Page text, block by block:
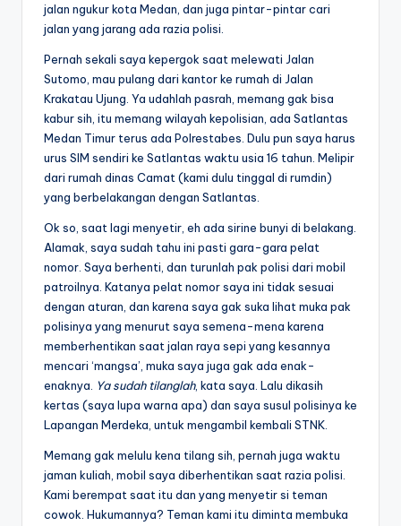
jalan ngukur kota Medan, dan juga pintar-pintar cari
jalan yang jarang ada razia polisi.
Pernah sekali saya kepergok saat melewati Jalan
Sutomo, mau pulang dari kantor ke rumah di Jalan
Krakatau Ujung. Ya udahlah pasrah, memang gak bisa
kabur sih, itu memang wilayah kepolisian, ada Satlantas
Medan Timur terus ada Polrestabes. Dulu pun saya harus
urus SIM sendiri ke Satlantas waktu usia 16 tahun. Melipir
dari rumah dinas Camat (kami dulu tinggal di rumdin)
yang berbelakangan dengan Satlantas.
Ok so, saat lagi menyetir, eh ada sirine bunyi di belakang.
Alamak, saya sudah tahu ini pasti gara-gara pelat
nomor. Saya berhenti, dan turunlah pak polisi dari mobil
patroilnya. Katanya pelat nomor saya ini tidak sesuai
dengan aturan, dan karena saya gak suka lihat muka pak
polisinya yang menurut saya semena-mena karena
memberhentikan saat jalan raya sepi yang kesannya
mencari ‘mangsa’, muka saya juga gak ada enak-
enaknya. Ya sudah tilanglah, kata saya. Lalu dikasih
kertas (saya lupa warna apa) dan saya susul polisinya ke
Lapangan Merdeka, untuk mengambil kembali STNK.
Memang gak melulu kena tilang sih, pernah juga waktu
jaman kuliah, mobil saya diberhentikan saat razia polisi.
Kami berempat saat itu dan yang menyetir si teman
cowok. Hukumannya? Teman kami itu diminta membuka